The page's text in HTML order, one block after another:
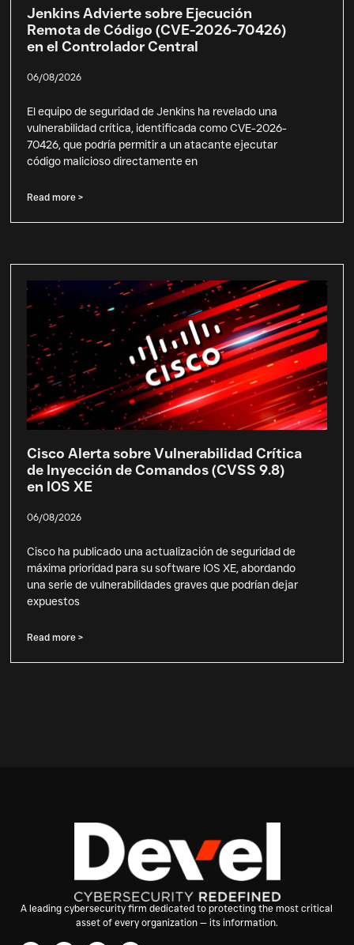
Jenkins Advierte sobre Ejecución
Remota de Código (CVE-2026-70426)
en el Controlador Central
06/08/2026
El equipo de seguridad de Jenkins ha revelado una
vulnerabilidad crítica, identificada como CVE-2026-
70426, que podría permitir a un atacante ejecutar
código malicioso directamente en
Read more >
Cisco Alerta sobre Vulnerabilidad Crítica
de Inyección de Comandos (CVSS 9.8)
en IOS XE
06/08/2026
Cisco ha publicado una actualización de seguridad de
máxima prioridad para su software IOS XE, abordando
una serie de vulnerabilidades graves que podrían dejar
expuestos
Read more >
A leading cybersecurity firm dedicated to protecting the most critical
asset of every organization — its information.